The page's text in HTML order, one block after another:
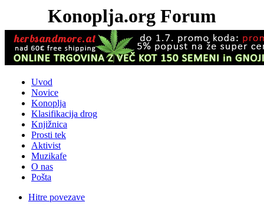
Konoplja.org Forum
Uvod
Novice
Konoplja
Klasifikacija drog
Knjižnica
Prosti tek
Aktivist
Muzikafe
O nas
Pošta
Hitre povezave